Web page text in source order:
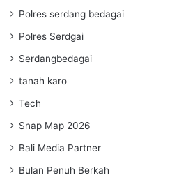
Polres serdang bedagai
Polres Serdgai
Serdangbedagai
tanah karo
Tech
Snap Map 2026
Bali Media Partner
Bulan Penuh Berkah